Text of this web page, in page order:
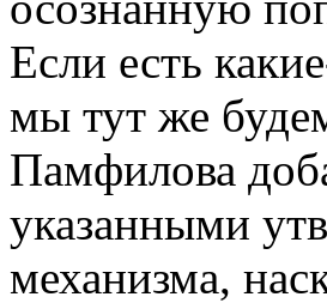
Если есть
мы тут же
Памфилова
указанными
механизма,